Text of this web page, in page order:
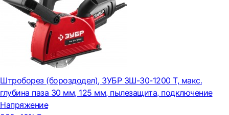
Штроборез (бороздодел), ЗУБР ЗШ-30-1200 Т, макс.
глубина паза 30 мм, 125 мм, пылезащита, подключение
Напряжение